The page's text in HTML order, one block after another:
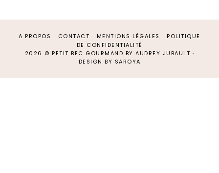
A PROPOS CONTACT MENTIONS LÉGALES
POLITIQUE
DE CONFIDENTIALITÉ
2026 © PETIT BEC GOURMAND BY AUDREY JUBAULT ·
DESIGN BY SAROYA